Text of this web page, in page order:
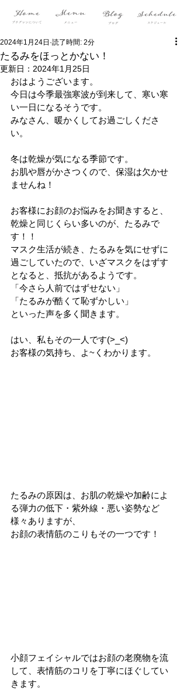
たるみをほっとかない！
2024年1月24日 読了時間: 2分
更新日： 2024年1月25日
おはようございます。
今日は今季最強寒波が到来して、寒い寒
い一日になるそうです。
みなさん、暖かくしてお過ごしくださ
い。
冬は乾燥が気になる季節です。
お肌や唇がかさつくので、保湿は欠かせ
ませんね！
お客様にお顔のお悩みをお聞きすると、
乾燥と同じくらい多いのが、たるみで
す！！
マスク生活が続き、たるみを気にせずに
過ごしていたので、いざマスクをはずす
となると、抵抗があるようです。
「今さら人前ではずせない」
「たるみが酷くて恥ずかしい」
といった声を多く聞きます。
はい、私もその一人です(>_<)
お客様の気持ち、よ~くわかります。
たるみの原因は、お肌の乾燥や加齢によ
る弾力の低下・紫外線・悪い姿勢など
様々ありますが、
お顔の表情筋のこりもその一つです！
小顔フェイシャルではお顔の老廃物を流
して、表情筋のコリを丁寧にほぐしてい
きます。